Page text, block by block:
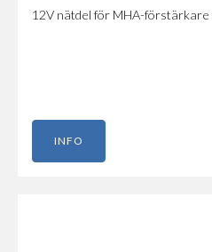
12V nätdel för MHA-förstärkare
INFO